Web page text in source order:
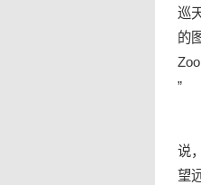
巡
的
”
说
望